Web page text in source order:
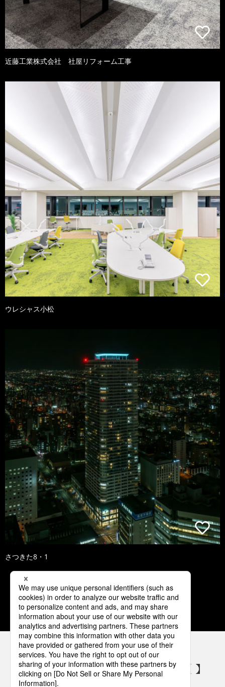
近藤工業株式会社 社屋リフォーム工事
ウレシャス小松
さつきた8・1
1 2 3 4 5
パナソニックの電気設備 SNSアカウント